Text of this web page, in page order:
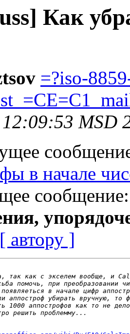
Как
=?iso-
MSD
в начале
[ автору ]